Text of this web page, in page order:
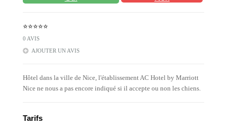
⭐⭐⭐⭐⭐
0 AVIS
AJOUTER UN AVIS
Hôtel dans la ville de Nice, l'établissement AC Hotel by Marriott
Nice ne nous a pas encore indiqué si il accepte ou non les chiens.
Tarifs